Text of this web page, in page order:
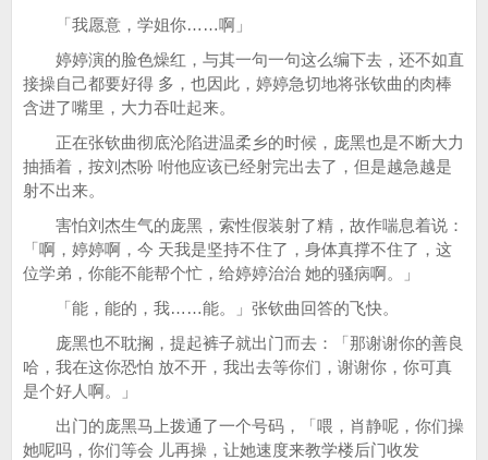
「我愿意，学姐你……啊」
婷婷演的脸色燥红，与其一句一句这么编下去，还不如直
接操自己都要好得 多，也因此，婷婷急切地将张钦曲的肉棒
含进了嘴里，大力吞吐起来。
正在张钦曲彻底沦陷进温柔乡的时候，庞黑也是不断大力
抽插着，按刘杰吩 咐他应该已经射完出去了，但是越急越是
射不出来。
害怕刘杰生气的庞黑，索性假装射了精，故作喘息着说：
「啊，婷婷啊，今 天我是坚持不住了，身体真撑不住了，这
位学弟，你能不能帮个忙，给婷婷治治 她的骚病啊。」
「能，能的，我……能。」张钦曲回答的飞快。
庞黑也不耽搁，提起裤子就出门而去：「那谢谢你的善良
哈，我在这你恐怕 放不开，我出去等你们，谢谢你，你可真
是个好人啊。」
出门的庞黑马上拨通了一个号码，「喂，肖静呢，你们操
她呢吗，你们等会 儿再操，让她速度来教学楼后门收发